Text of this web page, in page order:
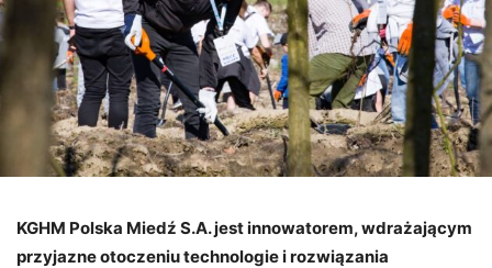
KGHM Polska Miedź S.A. jest innowatorem, wdrażającym
przyjazne otoczeniu technologie i rozwiązania